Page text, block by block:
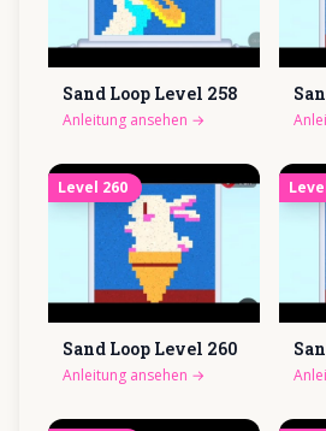
Sand Loop Level 258
Anleitung ansehen →
Level 260
Sand Loop Level 260
Anleitung ansehen →